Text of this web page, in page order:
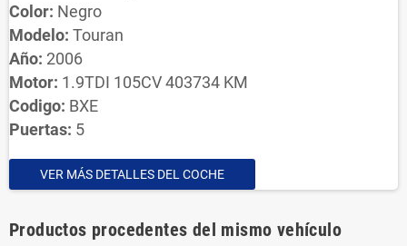
Color: Negro
Modelo: Touran
Año: 2006
Motor: 1.9TDI 105CV 403734 KM
Codigo: BXE
Puertas: 5
VER MÁS DETALLES DEL COCHE
Productos procedentes del mismo vehículo